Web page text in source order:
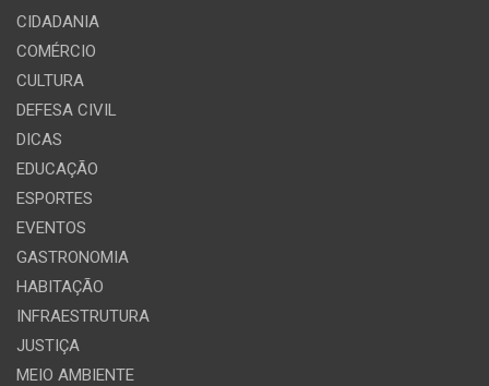
CIDADANIA
COMÉRCIO
CULTURA
DEFESA CIVIL
DICAS
EDUCAÇÃO
ESPORTES
EVENTOS
GASTRONOMIA
HABITAÇÃO
INFRAESTRUTURA
JUSTIÇA
MEIO AMBIENTE